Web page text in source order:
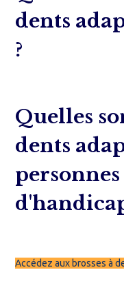
dents
?
Quelles
dents
Accédez aux brosses à